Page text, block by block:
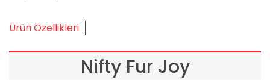
Ürün Özellikleri
Nifty Fur Joy